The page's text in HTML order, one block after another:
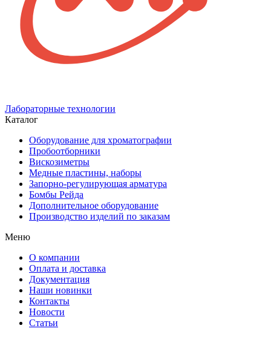
Лабораторные технологии
Каталог
Оборудование для хроматографии
Пробоотборники
Вискозиметры
Медные пластины, наборы
Запорно-регулирующая арматура
Бомбы Рейда
Дополнительное оборудование
Производство изделий по заказам
Меню
О компании
Оплата и доставка
Документация
Наши новинки
Контакты
Новости
Статьи